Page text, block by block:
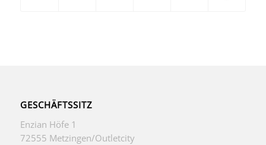
GESCHÄFTSSITZ
Enzian Höfe 1
72555 Metzingen/Outletcity